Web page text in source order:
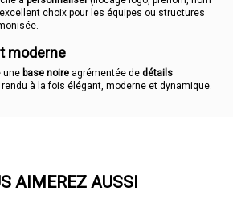
choix pour les équipes ou structures
moderne
une base noire agrémentée de détails
rendu à la fois élégant, moderne et dynamique.
AIMEREZ AUSSI